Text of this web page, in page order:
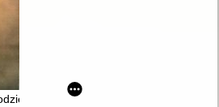
w perspektywie polskiej